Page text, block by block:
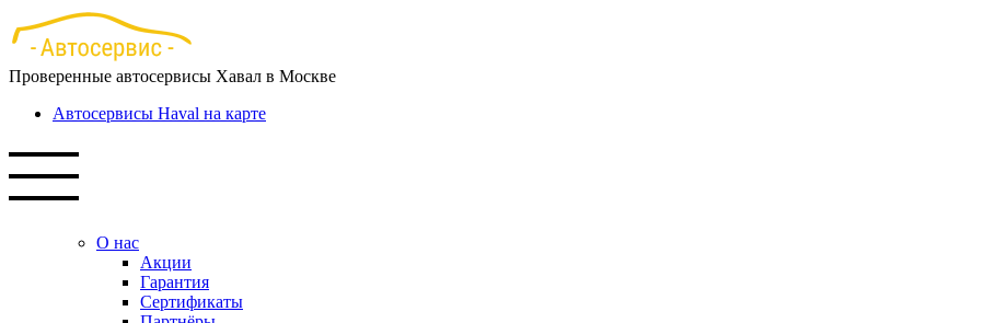
Перейти
к
основному
содержанию
Проверенные автосервисы Хавал в Москве
Автосервисы Haval на карте
О нас
Акции
Гарантия
Сертификаты